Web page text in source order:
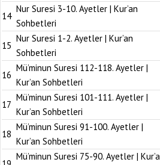
14
Nur Suresi 3-10. Ayetler | Kur’an
Sohbetleri
15
Nur Suresi 1-2. Ayetler | Kur’an
Sohbetleri
16
Mü’minun Suresi 112-118. Ayetler |
Kur’an Sohbetleri
17
Mü’minun Suresi 101-111. Ayetler |
Kur’an Sohbetleri
18
Mü’minun Suresi 91-100. Ayetler |
Kur’an Sohbetleri
Mü’minun Suresi 75-90. Ayetler |